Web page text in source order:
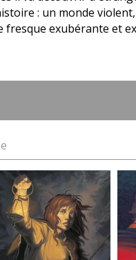
: un monde
exubérante et